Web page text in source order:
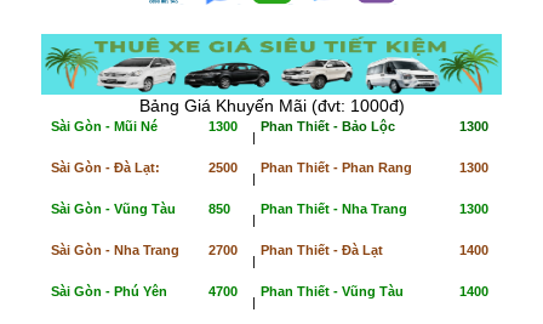
Bảng Giá Khuyến Mãi (đvt: 1000đ)
Sài Gòn - Mũi Né 1300
|
Phan Thiết - Bảo Lộc 1300
Sài Gòn - Đà Lạt: 2500
|
Phan Thiết - Phan Rang 1300
Sài Gòn - Vũng Tàu 850
|
Phan Thiết - Nha Trang 1300
Sài Gòn - Nha Trang 2700
|
Phan Thiết - Đà Lạt 1400
Sài Gòn - Phú Yên 4700
|
Phan Thiết - Vũng Tàu 1400